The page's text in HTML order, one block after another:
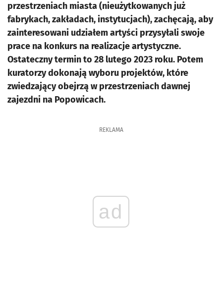
przestrzeniach miasta (nieużytkowanych już
fabrykach, zakładach, instytucjach), zachęcają, aby
zainteresowani udziałem artyści przysyłali swoje
prace na konkurs na realizacje artystyczne.
Ostateczny termin to 28 lutego 2023 roku. Potem
kuratorzy dokonają wyboru projektów, które
zwiedzający obejrzą w przestrzeniach dawnej
zajezdni na Popowicach.
REKLAMA
ad